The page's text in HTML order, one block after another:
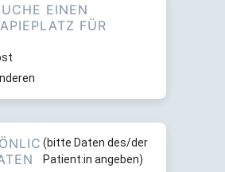
EINEN
FÜR
(bitte Daten des/der
Patient:in angeben)